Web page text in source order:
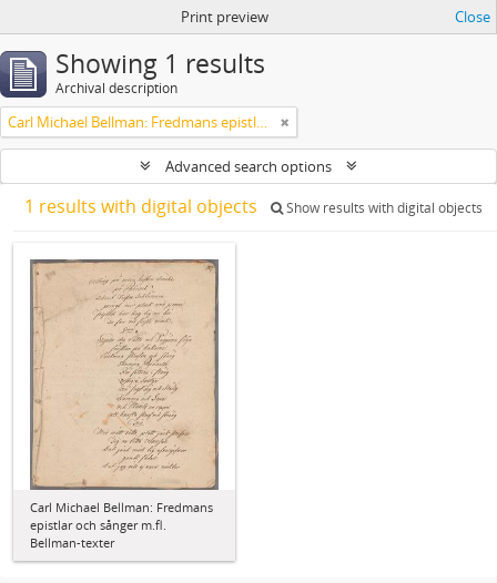
Print preview Close
Showing 1 results
Archival description
Carl Michael Bellman: Fredmans epistlar och sånger m.fl. Bellman-texter
Advanced search options
1 results with digital objects Show results with digital objects
Carl Michael Bellman: Fredmans
epistlar och sånger m.fl.
Bellman-texter